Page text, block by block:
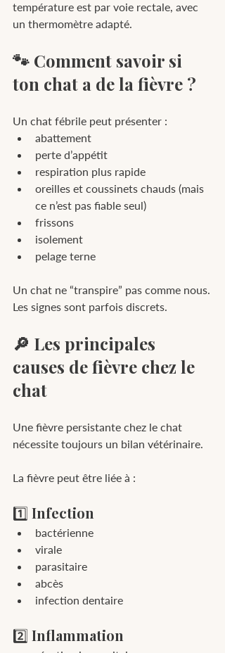
température est par voie rectale, avec
un thermomètre adapté.
🐾 Comment savoir si
ton chat a de la fièvre ?
Un chat fébrile peut présenter :
abattement
perte d’appétit
respiration plus rapide
oreilles et coussinets chauds (mais
ce n’est pas fiable seul)
frissons
isolement
pelage terne
Un chat ne “transpire” pas comme nous.
Les signes sont parfois discrets.
🔎 Les principales
causes de fièvre chez le
chat
Une fièvre persistante chez le chat
nécessite toujours un bilan vétérinaire.
La fièvre peut être liée à :
1️⃣ Infection
bactérienne
virale
parasitaire
abcès
infection dentaire
2️⃣ Inflammation